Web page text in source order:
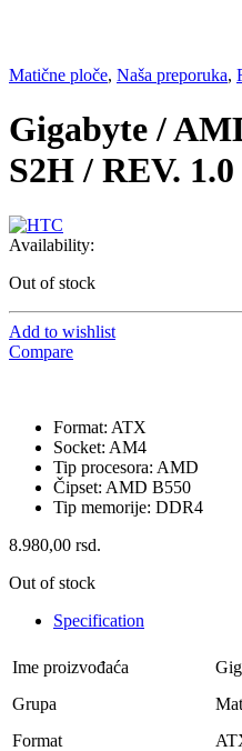
Matične ploče, Naša preporuka,
Gigabyte /
S2H / REV. 1.0
Availability:
Out of stock
Add to wishlist
Compare
Format: ATX
Socket: AM4
Tip procesora: AMD
Čipset: AMD B550
Tip memorije: DDR4
8.980,00 rsd.
Out of stock
Specification
Ime proizvođaća
Grupa
Format